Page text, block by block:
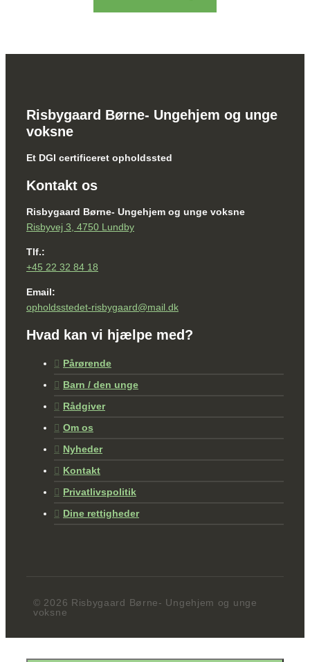
Risbygaard Børne- Ungehjem og unge
voksne
Et DGI certificeret opholdssted
Kontakt os
Risbygaard Børne- Ungehjem og unge voksne
Risbyvej 3, 4750 Lundby
Tlf.:
+45 22 32 84 18
Email:
opholdsstedet-risbygaard@mail.dk
Hvad kan vi hjælpe med?
Pårørende
Barn / den unge
Rådgiver
Om os
Nyheder
Kontakt
Privatlivspolitik
Dine rettigheder
© 2026 Risbygaard Børne- Ungehjem og unge
voksne